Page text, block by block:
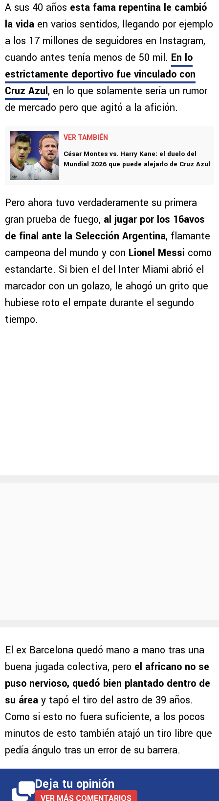
A sus 40 años esta fama repentina le cambió
la vida en varios sentidos, llegando por ejemplo
a los 17 millones de seguidores en Instagram,
cuando antes tenía menos de 50 mil. En lo
estrictamente deportivo fue vinculado con
Cruz Azul, en lo que solamente sería un rumor
de mercado pero que agitó a la afición.
VER TAMBIÉN
César Montes vs. Harry Kane: el duelo del
Mundial 2026 que puede alejarlo de Cruz Azul
Pero ahora tuvo verdaderamente su primera
gran prueba de fuego, al jugar por los 16avos
de final ante la Selección Argentina, flamante
campeona del mundo y con Lionel Messi como
estandarte. Si bien el del Inter Miami abrió el
marcador con un golazo, le ahogó un grito que
hubiese roto el empate durante el segundo
tiempo.
El ex Barcelona quedó mano a mano tras una
buena jugada colectiva, pero el africano no se
puso nervioso, quedó bien plantado dentro de
su área y tapó el tiro del astro de 39 años.
Como si esto no fuera suficiente, a los pocos
minutos de esto también atajó un tiro libre que
pedía ángulo tras un error de su barrera.
Deja tu opinión
VER MÁS COMENTARIOS